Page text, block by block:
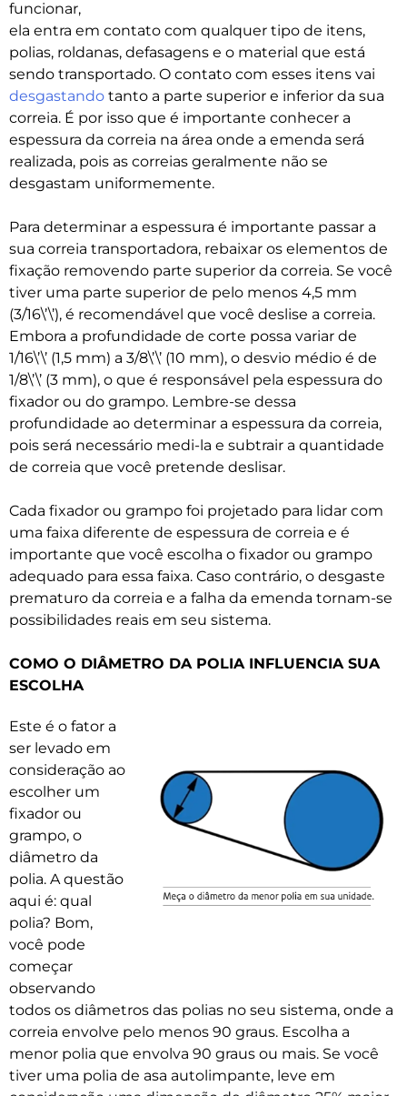
funcionar,
ela entra em contato com qualquer tipo de itens,
polias, roldanas, defasagens e o material que está
sendo transportado. O contato com esses itens vai
desgastando tanto a parte superior e inferior da sua
correia. É por isso que é importante conhecer a
espessura da correia na área onde a emenda será
realizada, pois as correias geralmente não se
desgastam uniformemente.
Para determinar a espessura é importante passar a
sua correia transportadora, rebaixar os elementos de
fixação removendo parte superior da correia. Se você
tiver uma parte superior de pelo menos 4,5 mm
(3/16\’\’), é recomendável que você deslise a correia.
Embora a profundidade de corte possa variar de
1/16\’\’ (1,5 mm) a 3/8\’\’ (10 mm), o desvio médio é de
1/8\’\’ (3 mm), o que é responsável pela espessura do
fixador ou do grampo. Lembre-se dessa
profundidade ao determinar a espessura da correia,
pois será necessário medi-la e subtrair a quantidade
de correia que você pretende deslisar.
Cada fixador ou grampo foi projetado para lidar com
uma faixa diferente de espessura de correia e é
importante que você escolha o fixador ou grampo
adequado para essa faixa. Caso contrário, o desgaste
prematuro da correia e a falha da emenda tornam-se
possibilidades reais em seu sistema.
COMO O DIÂMETRO DA POLIA INFLUENCIA SUA
ESCOLHA
Este é o fator a
ser levado em
consideração ao
escolher um
fixador ou
grampo, o
diâmetro da
polia. A questão
aqui é: qual
polia? Bom,
você pode
começar
observando
todos os diâmetros das polias no seu sistema, onde a
correia envolve pelo menos 90 graus. Escolha a
menor polia que envolva 90 graus ou mais. Se você
tiver uma polia de asa autolimpante, leve em